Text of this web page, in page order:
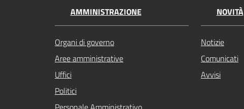
AMMINISTRAZIONE
Organi di governo
Aree amministrative
Uffici
Politici
NOVITÀ
Notizie
Comunicati
Avvisi